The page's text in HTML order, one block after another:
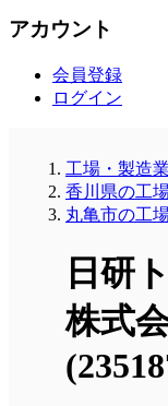
アカウント
会員登録
ログイン
工場・製造
香川県の工
丸亀市の工
日研
株式